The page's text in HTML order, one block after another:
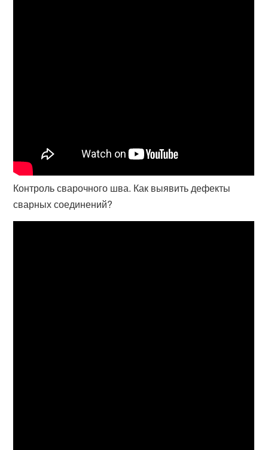
Контроль сварочного шва. Как выявить дефекты
сварных соединений?